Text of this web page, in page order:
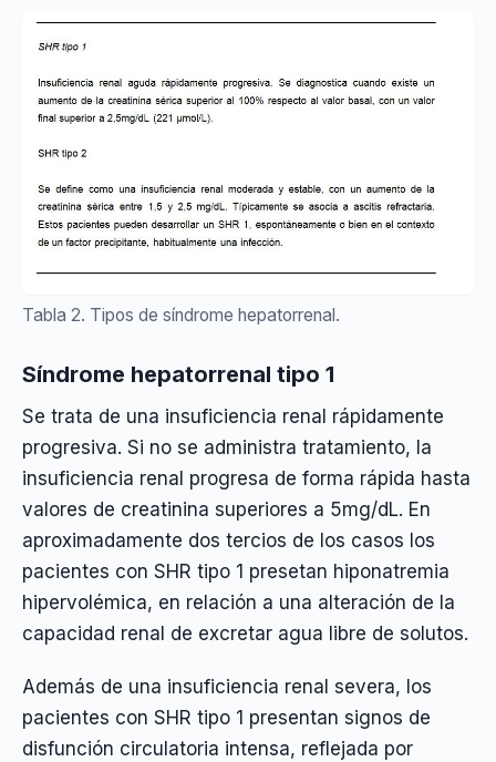
Tabla 2. Tipos de síndrome hepatorrenal.
Síndrome hepatorrenal tipo 1
Se trata de una insuficiencia renal rápidamente
progresiva. Si no se administra tratamiento, la
insuficiencia renal progresa de forma rápida hasta
valores de creatinina superiores a 5mg/dL. En
aproximadamente dos tercios de los casos los
pacientes con SHR tipo 1 presetan hiponatremia
hipervolémica, en relación a una alteración de la
capacidad renal de excretar agua libre de solutos.
Además de una insuficiencia renal severa, los
pacientes con SHR tipo 1 presentan signos de
disfunción circulatoria intensa, reflejada por